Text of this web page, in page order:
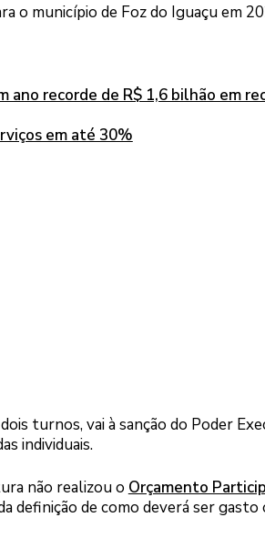
o município de Foz do Iguaçu em
recorde de R$ 1,6 bilhão em
em até 30%
turnos, vai à sanção do Poder
individuais.
não realizou o Orçamento
definição de como deverá ser gasto